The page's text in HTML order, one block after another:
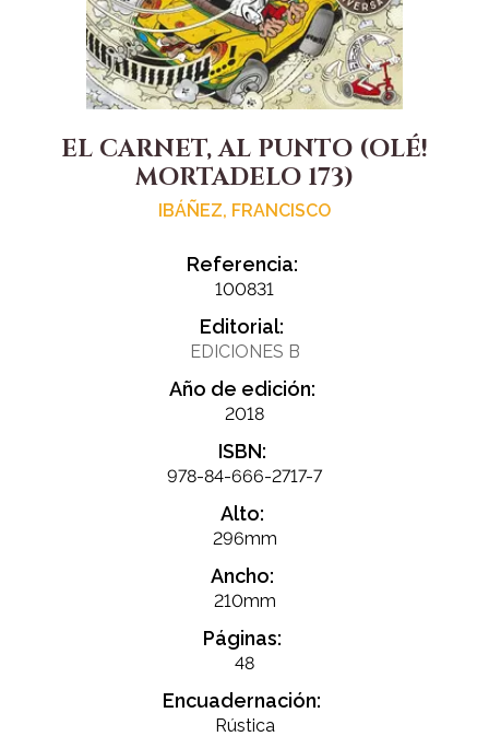
EL CARNET, AL PUNTO (OLÉ!
MORTADELO 173)
IBÁÑEZ, FRANCISCO
Referencia:
100831
Editorial:
EDICIONES B
Año de edición:
2018
ISBN:
978-84-666-2717-7
Alto:
296mm
Ancho:
210mm
Páginas:
48
Encuadernación:
Rústica